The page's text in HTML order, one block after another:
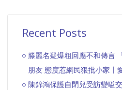
Recent Posts
滕麗名疑爆粗回應不和傳言
朋友 態度惹網民狠批小家丨
陳錦鴻保護自閉兒受訪變嗌